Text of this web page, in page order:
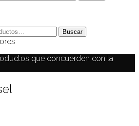
Buscar
que concuerden con la